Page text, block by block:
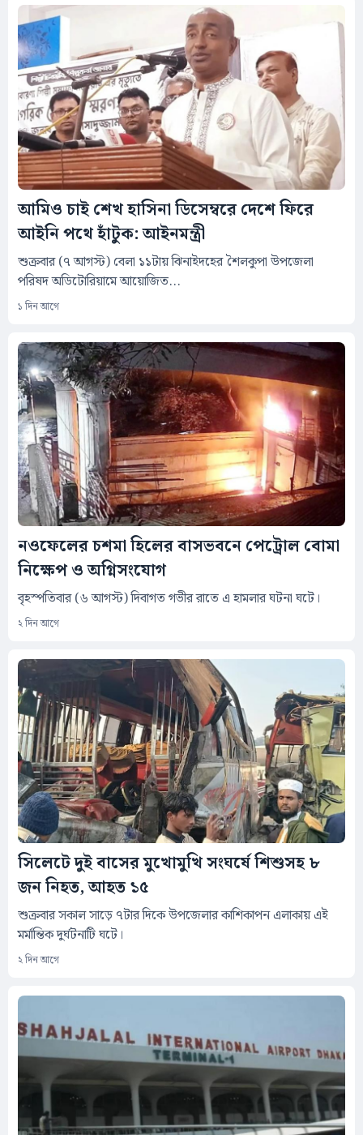
আমিও চাই শেখ হাসিনা ডিসেম্বরে দেশে ফিরে
আইনি পথে হাঁটুক: আইনমন্ত্রী
শুক্রবার (৭ আগস্ট) বেলা ১১টায় ঝিনাইদহের শৈলকুপা উপজেলা
পরিষদ অডিটোরিয়ামে আয়োজিত...
১ দিন আগে
নওফেলের চশমা হিলের বাসভবনে পেট্রোল বোমা
নিক্ষেপ ও অগ্নিসংযোগ
বৃহস্পতিবার (৬ আগস্ট) দিবাগত গভীর রাতে এ হামলার ঘটনা ঘটে।
২ দিন আগে
সিলেটে দুই বাসের মুখোমুখি সংঘর্ষে শিশুসহ ৮
জন নিহত, আহত ১৫
শুক্রবার সকাল সাড়ে ৭টার দিকে উপজেলার কাশিকাপন এলাকায় এই
মর্মান্তিক দুর্ঘটনাটি ঘটে।
২ দিন আগে